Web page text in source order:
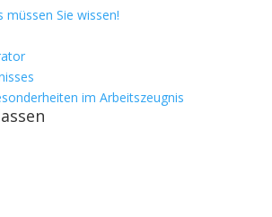
müssen Sie wissen!
im Arbeitszeugnis